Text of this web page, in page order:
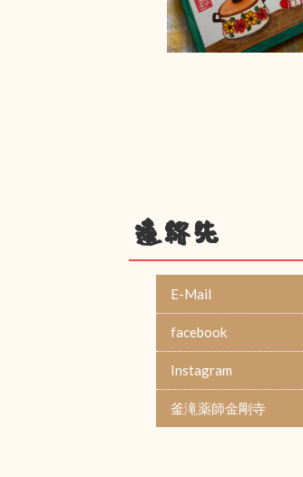
連絡先
E-Mail
facebook
Instagram
釜滝薬師金剛寺